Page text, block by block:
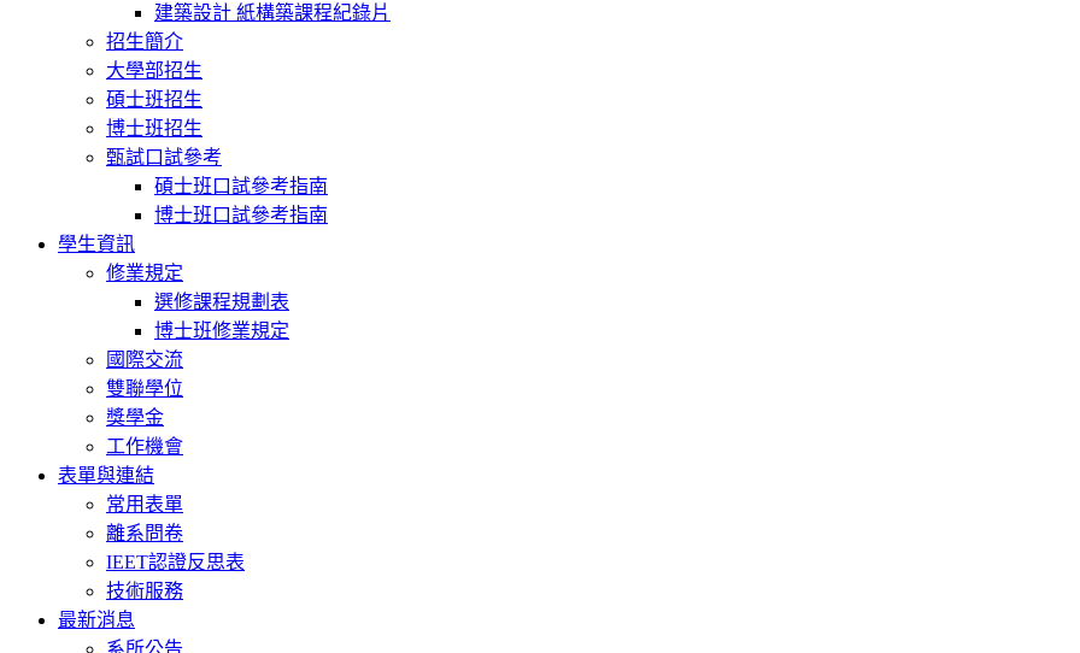
建築設計 紙構築課程紀錄片
招生簡介
大學部招生
碩士班招生
博士班招生
甄試口試參考
碩士班口試參考指南
博士班口試參考指南
學生資訊
修業規定
選修課程規劃表
博士班修業規定
國際交流
雙聯學位
獎學金
工作機會
表單與連結
常用表單
離系問卷
IEET認證反思表
技術服務
最新消息
系所公告